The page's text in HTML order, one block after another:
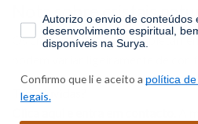
Nota sobre cristais
Os cristais Surya são
Tens dúvidas?
consentimento
Autorizo o envio de conteúdos
desenvolvimento espiritual,
disponíveis na Surya.
Confirmo que li e aceito a política
legais.